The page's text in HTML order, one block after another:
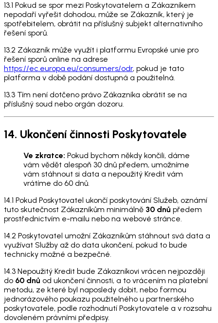
13.1 Pokud se spor mezi Poskytovatelem a Zákazníkem
nepodaří vyřešit dohodou, může se Zákazník, který je
spotřebitelem, obrátit na příslušný subjekt alternativního
řešení sporů.
13.2 Zákazník může využít i platformu Evropské unie pro
řešení sporů online na adrese
https://ec.europa.eu/consumers/odr, pokud je tato
platforma v době podání dostupná a použitelná.
13.3 Tím není dotčeno právo Zákazníka obrátit se na
příslušný soud nebo orgán dozoru.
14. Ukončení činnosti Poskytovatele
Ve zkratce: Pokud bychom někdy končili, dáme
vám vědět alespoň 30 dnů předem, umožníme
vám stáhnout si data a nepoužitý Kredit vám
vrátíme do 60 dnů.
14.1 Pokud Poskytovatel ukončí poskytování Služeb, oznámí
tuto skutečnost Zákazníkům minimálně 30 dnů předem
prostřednictvím e-mailu nebo na webové stránce.
14.2 Poskytovatel umožní Zákazníkům stáhnout svá data a
využívat Služby až do data ukončení, pokud to bude
technicky možné a bezpečné.
14.3 Nepoužitý Kredit bude Zákazníkovi vrácen nejpozději
do 60 dnů od ukončení činnosti, a to vrácením na platební
metodu, ze které byl naposledy dobit, nebo formou
jednorázového poukazu použitelného u partnerského
poskytovatele, podle rozhodnutí Poskytovatele a v rozsahu
dovoleném právními předpisy.